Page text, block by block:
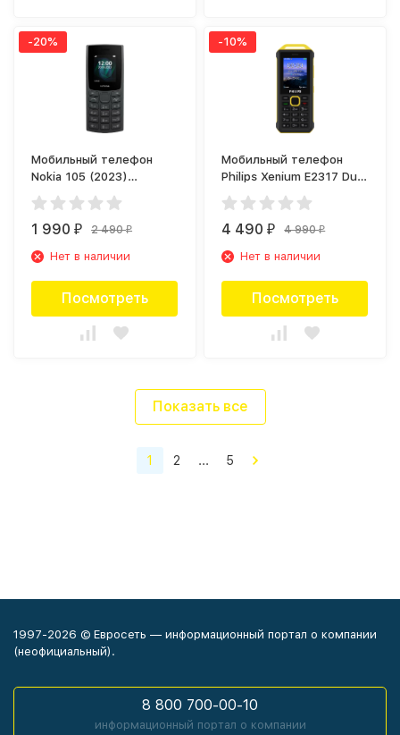
-20%
Мобильный телефон
Nokia 105 (2023)
Древесный уголь
1 990₽ 2 490₽
Нет в наличии
Посмотреть
-10%
Мобильный телефон
Philips Xenium E2317 Dual
sim Желто-черный
4 490₽ 4 990₽
Нет в наличии
Посмотреть
Показать все
1 2 ... 5
1997-2026 © Евросеть — информационный портал о компании
(неофициальный).
8 800 700-00-10
информационный портал о компании